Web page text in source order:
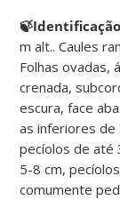
m alt.. Caules
Folhas ovadas,
crenada,
escura, face
as inferiores
pecíolos de até
5-8 cm,
comumente